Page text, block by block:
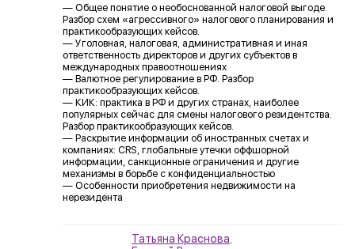
— Общее понятие о необоснованной налоговой выгоде.
Разбор схем «агрессивного» налогового планирования и
практикообразующих кейсов.
— Уголовная, налоговая, административная и иная
ответственность директоров и других субъектов в
международных правоотношениях
— Валютное регулирование в РФ. Разбор
практикообразующих кейсов.
— КИК: практика в РФ и других странах, наиболее
популярных сейчас для смены налогового резидентства.
Разбор практикообразующих кейсов.
— Раскрытие информации об иностранных счетах и
компаниях: CRS, глобальные утечки оффшорной
информации, санкционные ограничения и другие
механизмы в борьбе с конфиденциальностью
— Особенности приобретения недвижимости на
нерезидента
Татьяна Краснова,